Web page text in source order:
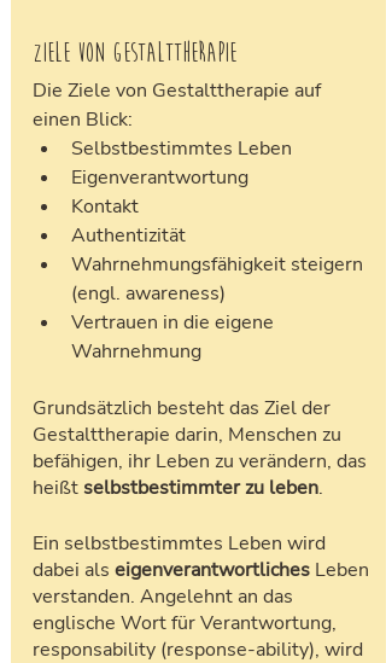
Die Ziele von Gestalttherapie auf
einen Blick:
Selbstbestimmtes Leben
Eigenverantwortung
Kontakt
Authentizität
Wahrnehmungsfähigkeit steigern
(engl. awareness)
Vertrauen in die eigene
Wahrnehmung
Grundsätzlich besteht das Ziel der
Gestalttherapie darin, Menschen zu
befähigen, ihr Leben zu verändern, das
heißt selbstbestimmter zu leben.
Ein selbstbestimmtes Leben wird
dabei als eigenverantwortliches Leben
verstanden. Angelehnt an das
englische Wort für Verantwortung,
responsability (response-ability), wird